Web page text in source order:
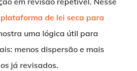
plataforma de lei seca para
uma lógica útil para
menos dispersão e mais
já revisados.